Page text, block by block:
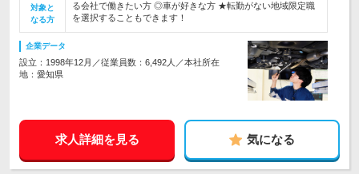
対象と
なる方
る会社で働きたい方 ◎車が好きな方 ★転勤がない地域限定職
を選択することもできます！
企業データ
設立：1998年12月／従業員数：6,492人／本社所在
地：愛知県
求人詳細を見る 気になる